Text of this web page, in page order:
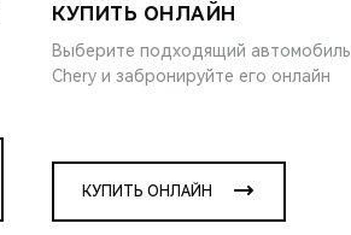
КУПИТЬ ОНЛАЙН
Выберите подходящий автомобиль
Chery и забронируйте его онлайн
КУПИТЬ ОНЛАЙН